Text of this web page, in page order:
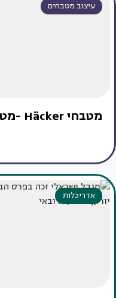
עיצוב מטבחים
מטבחי Häcker -מטבחים ומקיימים
אדריכלות